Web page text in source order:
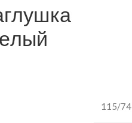
115/74